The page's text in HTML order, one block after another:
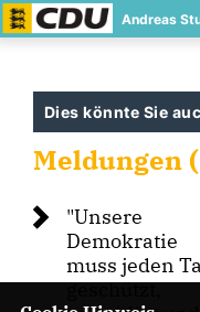
Andreas
Dies könnte Sie
Meldungen
"Unsere
Demokratie
muss jeden
geschützt,